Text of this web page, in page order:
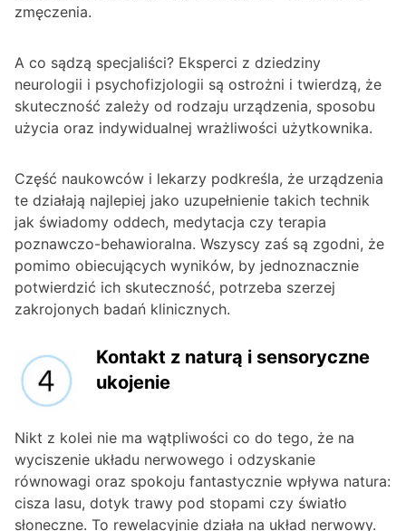
zmęczenia.
A co sądzą specjaliści? Eksperci z dziedziny
neurologii i psychofizjologii są ostrożni i twierdzą, że
skuteczność zależy od rodzaju urządzenia, sposobu
użycia oraz indywidualnej wrażliwości użytkownika.
Część naukowców i lekarzy podkreśla, że urządzenia
te działają najlepiej jako uzupełnienie takich technik
jak świadomy oddech, medytacja czy terapia
poznawczo-behawioralna. Wszyscy zaś są zgodni, że
pomimo obiecujących wyników, by jednoznacznie
potwierdzić ich skuteczność, potrzeba szerzej
zakrojonych badań klinicznych.
Kontakt z naturą i sensoryczne
ukojenie
Nikt z kolei nie ma wątpliwości co do tego, że na
wyciszenie układu nerwowego i odzyskanie
równowagi oraz spokoju fantastycznie wpływa natura:
cisza lasu, dotyk trawy pod stopami czy światło
słoneczne. To rewelacyjnie działa na układ nerwowy.